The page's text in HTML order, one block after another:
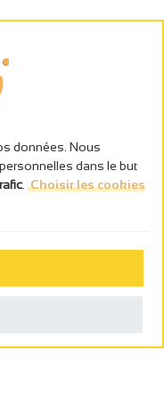
à consommer avec
données. Nous
dans le but
Choisir les cookies